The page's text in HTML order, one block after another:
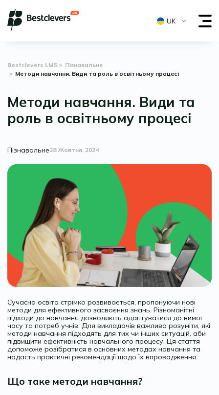
UK
Bestclevers LMS
Пізнавальне
Методи навчання. Види та роль в освітньому процесі
Методи навчання. Види та
роль в освітньому процесі
Пізнавальне28 Жовтня, 2024
Сучасна освіта стрімко розвивається, пропонуючи нові
методи для ефективного засвоєння знань. Різноманітні
підходи до навчання дозволяють адаптуватися до вимог
часу та потреб учнів. Для викладачів важливо розуміти, які
методи навчання підходять для тих чи інших ситуацій, аби
підвищити ефективність навчального процесу. Ця стаття
допоможе розібратися в основних методах навчання та
надасть практичні рекомендації щодо їх впровадження.
Що таке методи навчання?